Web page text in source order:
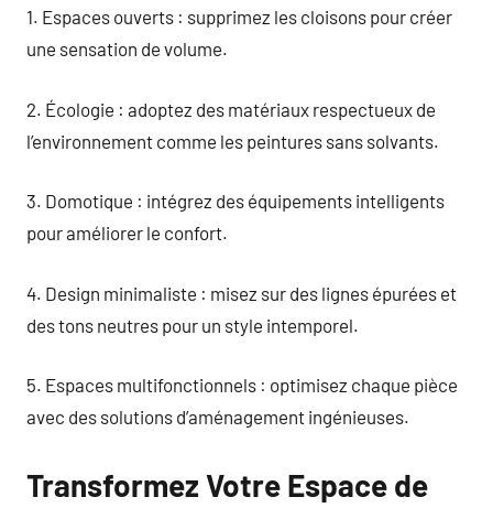
1. Espaces ouverts : supprimez les cloisons pour créer
une sensation de volume.
2. Écologie : adoptez des matériaux respectueux de
l’environnement comme les peintures sans solvants.
3. Domotique : intégrez des équipements intelligents
pour améliorer le confort.
4. Design minimaliste : misez sur des lignes épurées et
des tons neutres pour un style intemporel.
5. Espaces multifonctionnels : optimisez chaque pièce
avec des solutions d’aménagement ingénieuses.
Transformez Votre Espace de